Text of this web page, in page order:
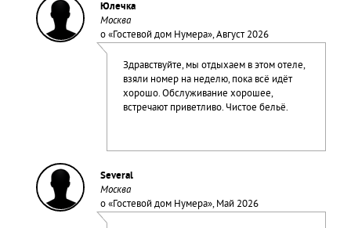
Юлечка
Москва
о «Гостевой дом Нумера», Август 2026
Здравствуйте, мы отдыхаем в этом отеле,
взяли номер на неделю, пока всё идёт
хорошо. Обслуживание хорошее,
встречают приветливо. Чистое бельё.
Several
Москва
о «Гостевой дом Нумера», Май 2026